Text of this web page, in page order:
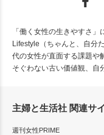
「働く女性の生きやすさ
Lifestyle（ちゃんと、自分
代の女性が直面する課題や
そぐわない古い価値観、自
主婦と生活社 関連サ
週刊女性PRIME